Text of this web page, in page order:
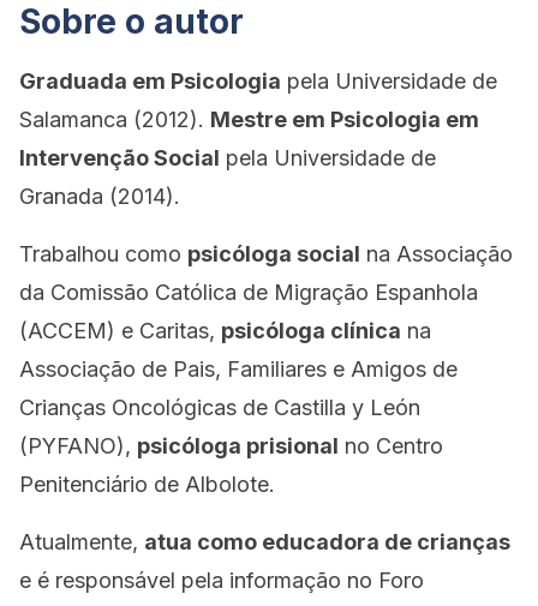
Sobre o autor
Graduada em Psicologia pela Universidade de
Salamanca (2012). Mestre em Psicologia em
Intervenção Social pela Universidade de
Granada (2014).
Trabalhou como psicóloga social na Associação
da Comissão Católica de Migração Espanhola
(ACCEM) e Caritas, psicóloga clínica na
Associação de Pais, Familiares e Amigos de
Crianças Oncológicas de Castilla y León
(PYFANO), psicóloga prisional no Centro
Penitenciário de Albolote.
Atualmente, atua como educadora de crianças
e é responsável pela informação no Foro